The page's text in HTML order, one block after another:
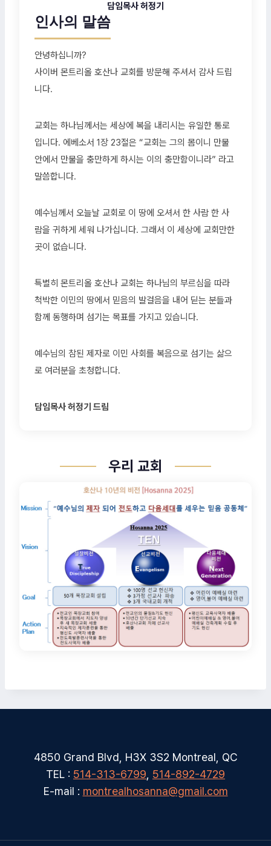
담임목사 허정기
인사의 말씀
안녕하십니까?
사이버 몬트리올 호산나 교회를 방문해 주셔서 감사 드립
니다.
교회는 하나님께서는 세상에 복을 내리시는 유일한 통로
입니다. 에베소서 1장 23절은 “교회는 그의 몸이니 만물
안에서 만물을 충만하게 하시는 이의 충만함이니라” 라고
말씀합니다.
예수님께서 오늘날 교회로 이 땅에 오셔서 한 사람 한 사
람을 귀하게 세워 나가십니다. 그래서 이 세상에 교회만한
곳이 없습니다.
특별히 몬트리올 호산나 교회는 하나님의 부르심을 따라
척박한 이민의 땅에서 믿음의 발걸음을 내어 딛는 분들과
함께 동행하며 섬기는 목표를 가지고 있습니다.
예수님의 참된 제자로 이민 사회를 복음으로 섬기는 삶으
로 여러분을 초청합니다.
담임목사 허정기 드림
우리 교회
4850 Grand Blvd, H3X 3S2 Montreal, QC
TEL : 514-313-6799, 514-892-4729
E-mail : montrealhosanna@gmail.com